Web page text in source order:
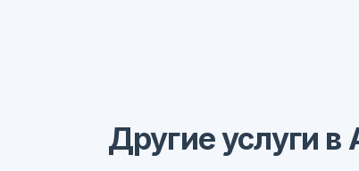
Другие услуги в